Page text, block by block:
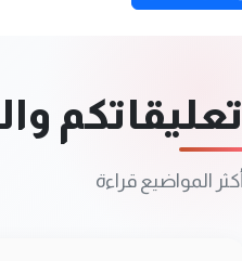
تعليقاتكم
أكثر المواضيع قراءة